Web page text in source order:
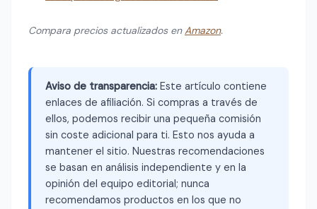
Compara precios actualizados enAmazon.
Aviso de transparencia: Este artículo contiene
enlaces de afiliación. Si compras a través de
ellos, podemos recibir una pequeña comisión
sin coste adicional para ti. Esto nos ayuda a
mantener el sitio. Nuestras recomendaciones
se basan en análisis independiente y en la
opinión del equipo editorial; nunca
recomendamos productos en los que no